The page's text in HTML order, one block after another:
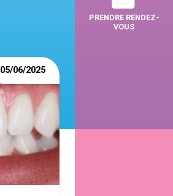
05/06/2025
PRENDRE RENDEZ-
VOUS